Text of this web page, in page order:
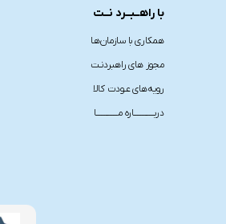
با راهــبــرد نــت
همکاری با سازمان‌هـا
مجوز های راهبردنـت
رویه‌های عـودت کالا
دربـــــــــــــاره مــــــــــــــا